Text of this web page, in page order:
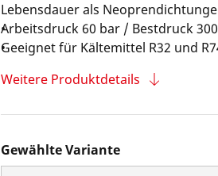
Lebensdauer als
Arbeitsdruck 60 bar / Bestdruck
Geeignet für Kältemittel R32 und
Weitere Produktdetails
Gewählte Variante